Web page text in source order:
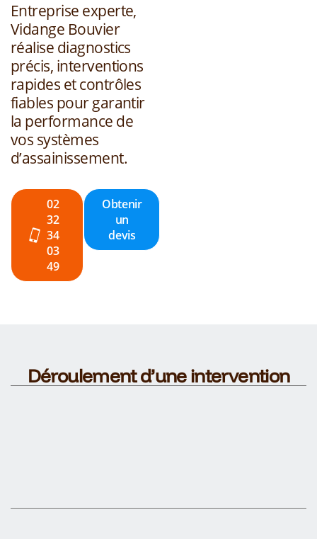
Entreprise experte,
Vidange Bouvier
réalise diagnostics
précis, interventions
rapides et contrôles
fiables pour garantir
la performance de
vos systèmes
d’assainissement.
02
32
34
03
49
Obtenir
un
devis
Déroulement d’une intervention